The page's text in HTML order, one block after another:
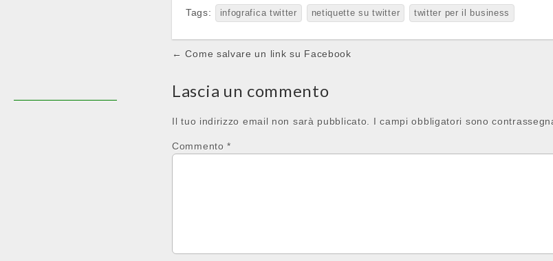
netiquette
Tags: infografica twitter netiquette su twitter twitter per il business
Post
← Come salvare un link su Facebook
Lascia un commento
Il tuo indirizzo email non sarà pubblicato. I campi obbligatori sono
Commento*